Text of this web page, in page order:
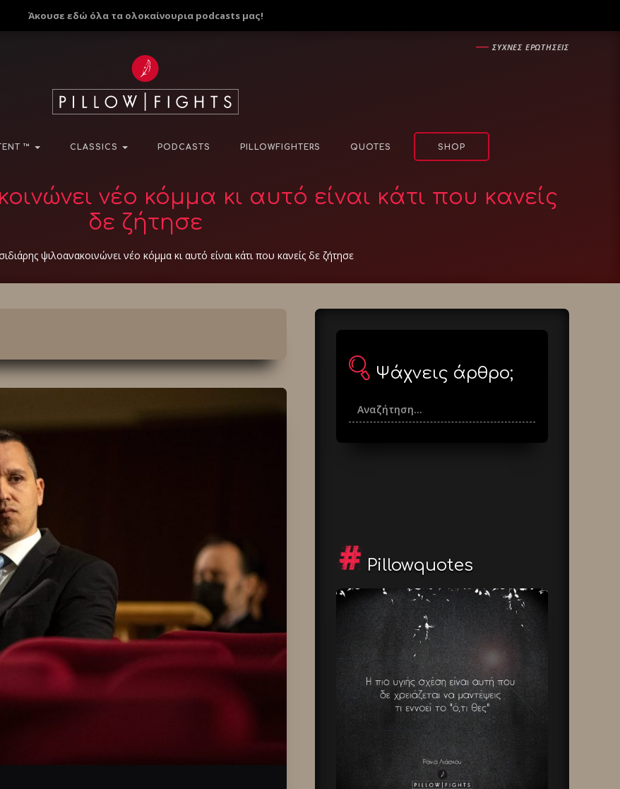
Άκουσε εδώ όλα τα ολοκαίνουρια podcasts μας!
―ΣΥΧΝΕΣ ΕΡΩΤΗΣΕΙΣ
™ CLASSICS PODCASTS PILLOWFIGHTERS QUOTES SHOP
νέο κόμμα κι αυτό είναι κάτι που κανείς
δε ζήτησε
ψιλοανακοινώνει νέο κόμμα κι αυτό είναι κάτι που κανείς δε ζήτησε
Ψάχνεις άρθρο;
Pillowquotes